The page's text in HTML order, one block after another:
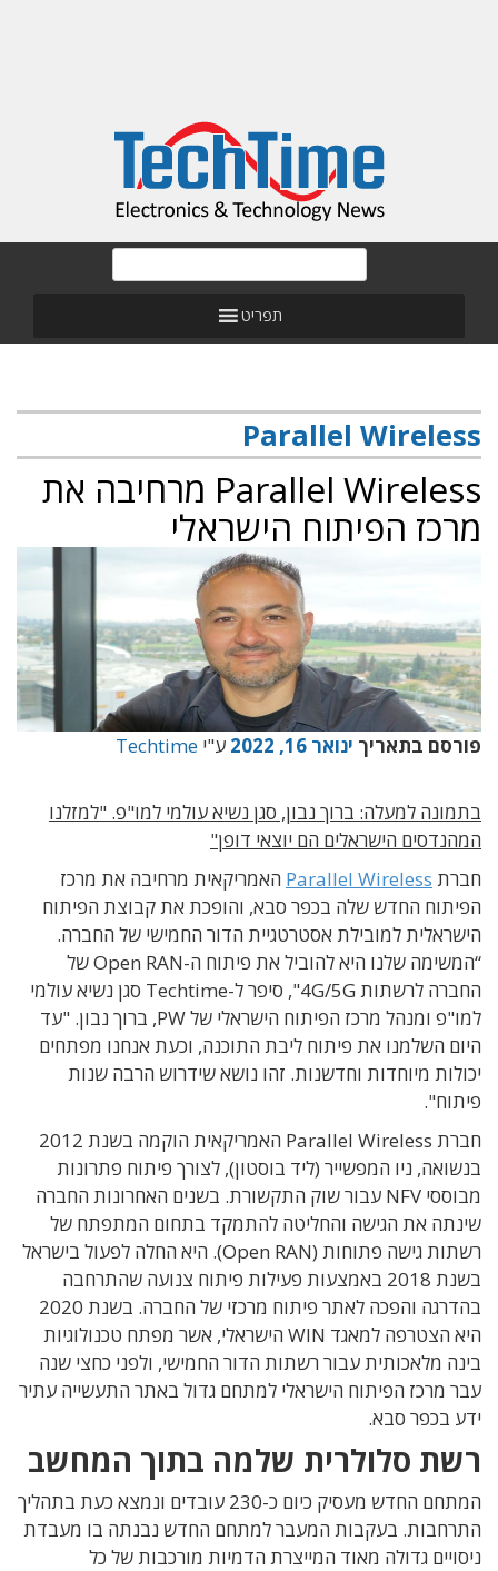
תפריט
Parallel Wireless
Parallel Wireless מרחיבה את
מרכז הפיתוח הישראלי
פורסם בתאריך ינואר 16, 2022 ע"י Techtime
בתמונה למעלה: ברוך נבון, סגן נשיא עולמי למו"פ. "למזלנו
המהנדסים הישראלים הם יוצאי דופן"
חברת Parallel Wireless האמריקאית מרחיבה את מרכז
הפיתוח החדש שלה בכפר סבא, והופכת את קבוצת הפיתוח
הישראלית למובילת אסטרטגיית הדור החמישי של החברה.
“המשימה שלנו היא להוביל את פיתוח ה-Open RAN של
החברה לרשתות 4G/5G", סיפר ל-Techtime סגן נשיא עולמי
למו"פ ומנהל מרכז הפיתוח הישראלי של PW, ברוך נבון. "עד
היום השלמנו את פיתוח ליבת התוכנה, וכעת אנחנו מפתחים
יכולות מיוחדות וחדשנות. זהו נושא שידרוש הרבה שנות
פיתוח".
חברת Parallel Wireless האמריקאית הוקמה בשנת 2012
בנשואה, ניו המפשייר (ליד בוסטון), לצורך פיתוח פתרונות
מבוססי NFV עבור שוק התקשורת. בשנים האחרונות החברה
שינתה את הגישה והחליטה להתמקד בתחום המתפתח של
רשתות גישה פתוחות (Open RAN). היא החלה לפעול בישראל
בשנת 2018 באמצעות פעילות פיתוח צנועה שהתרחבה
בהדרגה והפכה לאתר פיתוח מרכזי של החברה. בשנת 2020
היא הצטרפה למאגד WIN הישראלי, אשר מפתח טכנולוגיות
בינה מלאכותית עבור רשתות הדור החמישי, ולפני כחצי שנה
עבר מרכז הפיתוח הישראלי למתחם גדול באתר התעשייה עתיר
ידע בכפר סבא.
רשת סלולרית שלמה בתוך המחשב
המתחם החדש מעסיק כיום כ-230 עובדים ונמצא כעת בתהליך
התרחבות. בעקבות המעבר למתחם החדש נבנתה בו מעבדת
ניסויים גדולה מאוד המייצרת הדמיות מורכבות של כל